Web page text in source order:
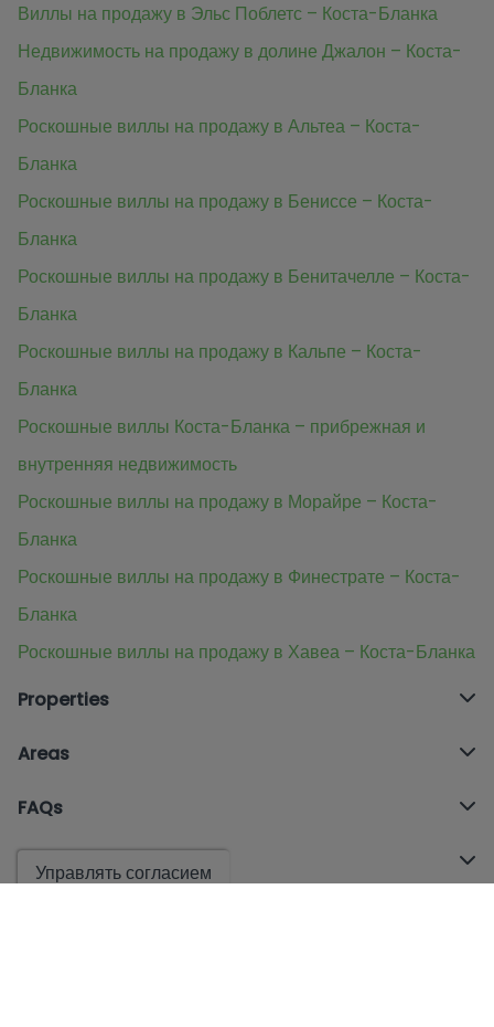
Виллы на продажу в Эльс Поблетс – Коста-Бланка
Недвижимость на продажу в долине Джалон – Коста-
Бланка
Роскошные виллы на продажу в Альтеа – Коста-
Бланка
Роскошные виллы на продажу в Бениссе – Коста-
Бланка
Роскошные виллы на продажу в Бенитачелле – Коста-
Бланка
Роскошные виллы на продажу в Кальпе – Коста-
Бланка
Роскошные виллы Коста-Бланка – прибрежная и
внутренняя недвижимость
Роскошные виллы на продажу в Морайре – Коста-
Бланка
Роскошные виллы на продажу в Финестрате – Коста-
Бланка
Роскошные виллы на продажу в Хавеа – Коста-Бланка
Properties
Areas
FAQs
Offices
Управлять согласием